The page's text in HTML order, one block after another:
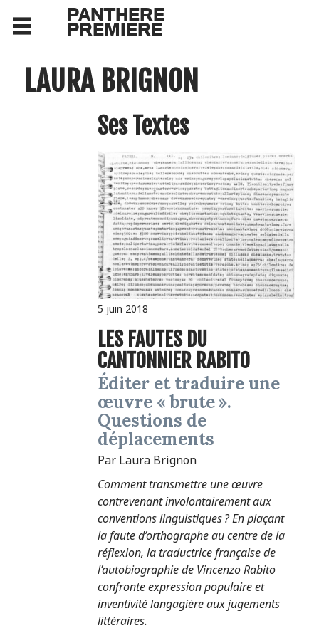
PANTHERE
PREMIERE
LAURA BRIGNON
Ses Textes
5 juin 2018
LES FAUTES DU
CANTONNIER RABITO
Éditer et traduire une
œuvre « brute ».
Questions de
déplacements
Par Laura Brignon
Comment transmettre une œuvre
contrevenant involontairement aux
conventions linguistiques ? En plaçant
la faute d’orthographe au centre de la
réflexion, la traductrice française de
l’autobiographie de Vincenzo Rabito
confronte expression populaire et
inventivité langagière aux jugements
littéraires.